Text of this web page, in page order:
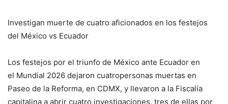
Investigan muerte de cuatro aficionados en los festejos
del México vs Ecuador
Los festejos por el triunfo de México ante Ecuador en
el Mundial 2026 dejaron cuatropersonas muertas en
Paseo de la Reforma, en CDMX, y llevaron a la Fiscalía
capitalina a abrir cuatro investigaciones, tres de ellas por